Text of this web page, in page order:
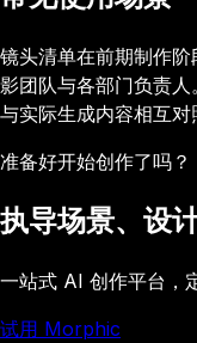
镜头清单在前期制作
影团队与各部门负责
与实际生成内容相互对
准备好开始创作了吗？
执导场景、设
一站式 AI 创作平台，
试用 Morphic